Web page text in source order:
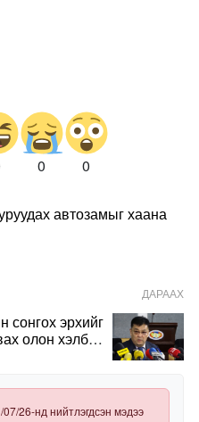
0 0
автозамыг хаана
ДАРААХ
сонгох эрхийг
олон хэлбэр
26-нд нийтлэгдсэн мэдээ